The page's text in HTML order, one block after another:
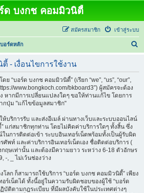
ด บงกช คอมมิวนิตี้
เข้าสู่ระบบ
สมัครสมาชิก
บอร์ดหลัก
- เงื่อนไขการใช้งาน
“บอร์ด บงกช คอมมิวนิตี้” (เรียก “we”, “us”, “our”,
www.bongkoch.com/bkboard3”) ผู้สมัครจะต้อง
หากมีการเปลี่ยนแปลงใดๆ ขอให้ท่านแก้ไข โดยการ
กปุ่ม "แก้ไขข้อมูลสมาชิก"
ห้บริการรับ และส่งอีเมล์ ผ่านทางเว็บและระบบออนไลน์
แก่สมาชิกทุกท่าน โดยไม่คิดค่าบริการใดๆ ทั้งสิ้น ซึ่ง
นการติดต่อเข้า ระบบอินเทอร์เน็ตพร้อมทั้งเป็นผู้รับผิด
ศัพท์ และค่าบริการอินเทอร์เน็ตเอง ชื่อติดต่อบริการ (
ฤษเท่านั้น และต้องมีความยาว ระหว่าง 6-18 ตัวอักษร
-, _ ไม่เว้นช่องว่าง
ลก ก็สามารถใช้บริการ “บอร์ด บงกช คอมมิวนิตี้” เพียง
ร์เน็ตได้ ทั้งนี้อยู่ในความรับผิดชอบของผู้ใช้ “บอร์ด
บัติตามกฎระเบียบ ที่มีผลบังคับใช้ในประเทศต่างๆ